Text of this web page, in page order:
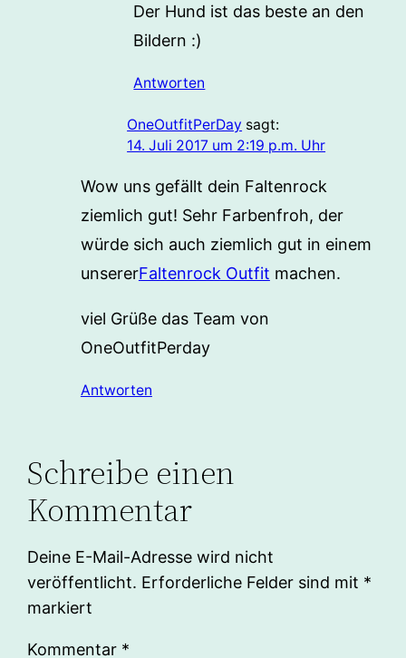
Der Hund ist das beste an den
Bildern :)
Antworten
OneOutfitPerDay sagt:
14. Juli 2017 um 2:19 p.m. Uhr
Wow uns gefällt dein Faltenrock
ziemlich gut! Sehr Farbenfroh, der
würde sich auch ziemlich gut in einem
unsererFaltenrock Outfit machen.
viel Grüße das Team von
OneOutfitPerday
Antworten
Schreibe einen
Kommentar
Deine E-Mail-Adresse wird nicht
veröffentlicht. Erforderliche Felder sind mit *
markiert
Kommentar *